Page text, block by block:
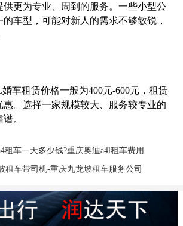
供更为专业、周到的服务。一些小型公
车型，可能对新人的需求不够敏锐，
租赁价格一般为400元-600元，租赁
惠。选择一家规模较大、服务较专业的
。
租车一天多少钱?重庆奥迪a4l租车费用
租车带司机-重庆九龙坡租车服务公司